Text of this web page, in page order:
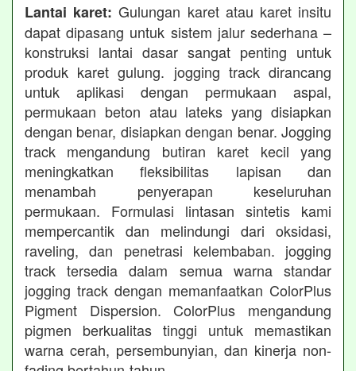
Lantai karet: Gulungan karet atau karet insitu
dapat dipasang untuk sistem jalur sederhana –
konstruksi lantai dasar sangat penting untuk
produk karet gulung. jogging track dirancang
untuk aplikasi dengan permukaan aspal,
permukaan beton atau lateks yang disiapkan
dengan benar, disiapkan dengan benar. Jogging
track mengandung butiran karet kecil yang
meningkatkan fleksibilitas lapisan dan
menambah penyerapan keseluruhan
permukaan. Formulasi lintasan sintetis kami
mempercantik dan melindungi dari oksidasi,
raveling, dan penetrasi kelembaban. jogging
track tersedia dalam semua warna standar
jogging track dengan memanfaatkan ColorPlus
Pigment Dispersion. ColorPlus mengandung
pigmen berkualitas tinggi untuk memastikan
warna cerah, persembunyian, dan kinerja non-